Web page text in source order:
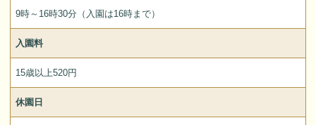
9時～16時30分（入園は16時まで）
入園料
15歳以上520円
休園日